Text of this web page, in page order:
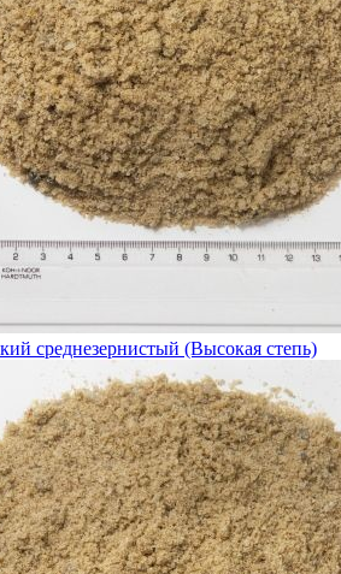
среднезернистый (Высокая степь)